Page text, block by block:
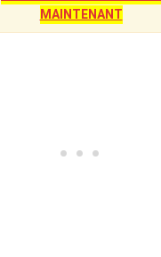
MAINTENANT